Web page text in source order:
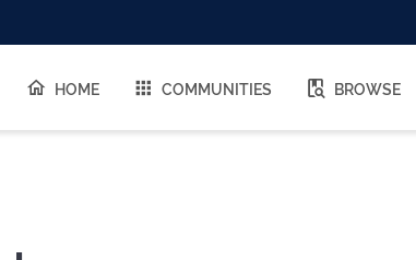
HOME COMMUNITIES BROWSE